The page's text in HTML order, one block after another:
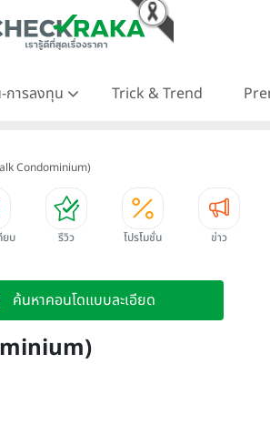
-การลงทุน Trick & Trend
Condominium)
ยบ รีวิว โปรโมชั่น ข่าว
ค้นหาคอนโดแบบละเอียด